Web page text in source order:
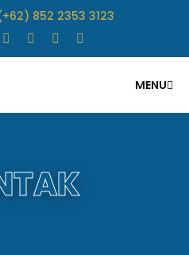
852 2353 3123
MENU